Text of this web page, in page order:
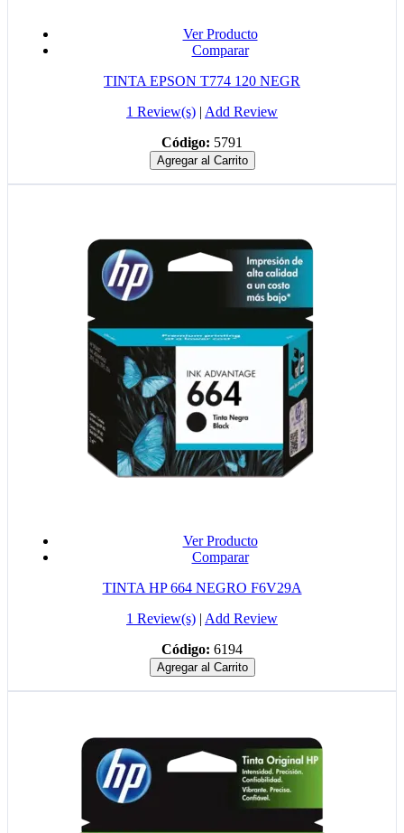
Ver Producto
Comparar
TINTA EPSON T774 120 NEGR
1 Review(s) | Add Review
Código: 5791
Agregar al Carrito
Ver Producto
Comparar
TINTA HP 664 NEGRO F6V29A
1 Review(s) | Add Review
Código: 6194
Agregar al Carrito